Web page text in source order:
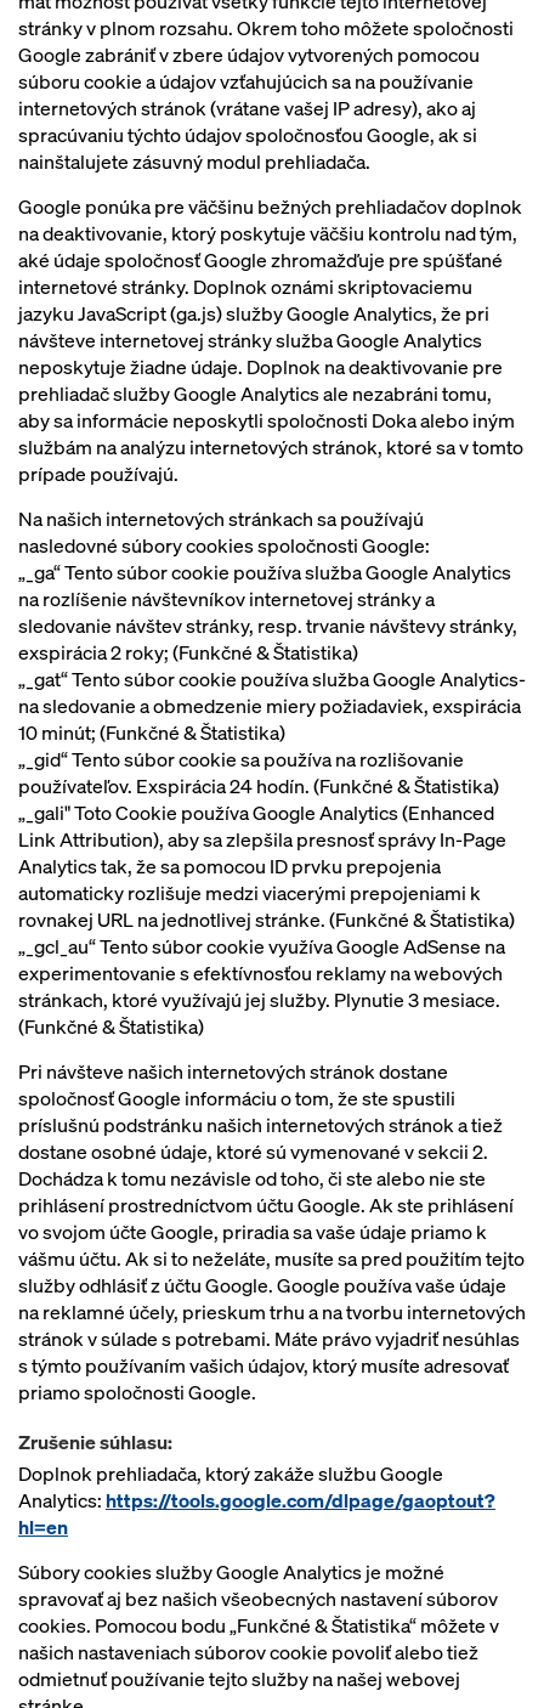
stránky v plnom rozsahu. Okrem toho môžete spoločnosti
Google zabrániť v zbere údajov vytvorených pomocou
súboru cookie a údajov vzťahujúcich sa na používanie
internetových stránok (vrátane vašej IP adresy), ako aj
spracúvaniu týchto údajov spoločnosťou Google, ak si
nainštalujete zásuvný modul prehliadača.
Google ponúka pre väčšinu bežných prehliadačov doplnok
na deaktivovanie, ktorý poskytuje väčšiu kontrolu nad tým,
aké údaje spoločnosť Google zhromažďuje pre spúšťané
internetové stránky. Doplnok oznámi skriptovaciemu
jazyku JavaScript (ga.js) služby Google Analytics, že pri
návšteve internetovej stránky služba Google Analytics
neposkytuje žiadne údaje. Doplnok na deaktivovanie pre
prehliadač služby Google Analytics ale nezabráni tomu,
aby sa informácie neposkytli spoločnosti Doka alebo iným
službám na analýzu internetových stránok, ktoré sa v tomto
prípade používajú.
Na našich internetových stránkach sa používajú
nasledovné súbory cookies spoločnosti Google:
„_ga“ Tento súbor cookie používa služba Google Analytics
na rozlíšenie návštevníkov internetovej stránky a
sledovanie návštev stránky, resp. trvanie návštevy stránky,
exspirácia 2 roky; (Funkčné & Štatistika)
„_gat“ Tento súbor cookie používa služba Google Analytics-
na sledovanie a obmedzenie miery požiadaviek, exspirácia
10 minút; (Funkčné & Štatistika)
„_gid“ Tento súbor cookie sa používa na rozlišovanie
používateľov. Exspirácia 24 hodín. (Funkčné & Štatistika)
„_gali" Toto Cookie používa Google Analytics (Enhanced
Link Attribution), aby sa zlepšila presnosť správy In-Page
Analytics tak, že sa pomocou ID prvku prepojenia
automaticky rozlišuje medzi viacerými prepojeniami k
rovnakej URL na jednotlivej stránke. (Funkčné & Štatistika)
„_gcl_au“ Tento súbor cookie využíva Google AdSense na
experimentovanie s efektívnosťou reklamy na webových
stránkach, ktoré využívajú jej služby. Plynutie 3 mesiace.
(Funkčné & Štatistika)
Pri návšteve našich internetových stránok dostane
spoločnosť Google informáciu o tom, že ste spustili
príslušnú podstránku našich internetových stránok a tiež
dostane osobné údaje, ktoré sú vymenované v sekcii 2.
Dochádza k tomu nezávisle od toho, či ste alebo nie ste
prihlásení prostredníctvom účtu Google. Ak ste prihlásení
vo svojom účte Google, priradia sa vaše údaje priamo k
vášmu účtu. Ak si to neželáte, musíte sa pred použitím tejto
služby odhlásiť z účtu Google. Google používa vaše údaje
na reklamné účely, prieskum trhu a na tvorbu internetových
stránok v súlade s potrebami. Máte právo vyjadriť nesúhlas
s týmto používaním vašich údajov, ktorý musíte adresovať
priamo spoločnosti Google.
Zrušenie súhlasu:
Doplnok prehliadača, ktorý zakáže službu Google
Analytics: https://tools.google.com/dlpage/gaoptout?
hl=en
Súbory cookies služby Google Analytics je možné
spravovať aj bez našich všeobecných nastavení súborov
cookies. Pomocou bodu „Funkčné & Štatistika“ môžete v
našich nastaveniach súborov cookie povoliť alebo tiež
odmietnuť používanie tejto služby na našej webovej